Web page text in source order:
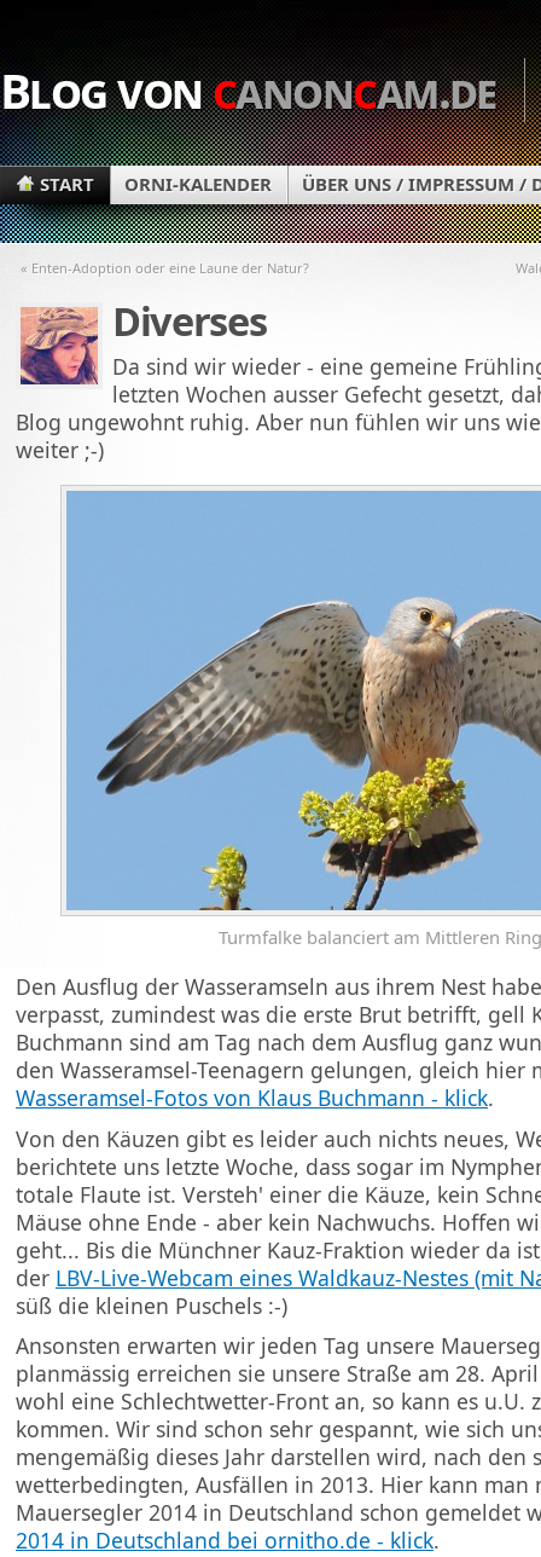
Blog voncanoncam.de
START ORNI-KALENDER ÜBER UNS / IMPRESSUM /
« Enten-Adoption oder eine Laune der Natur?
Diverses
Da sind wir wieder - eine gemeine
letzten Wochen ausser Gefecht gesetzt,
Blog ungewohnt ruhig. Aber nun fühlen wir uns
weiter ;-)
Turmfalke balanciert am Mittleren Ring
Den Ausflug der Wasseramseln aus ihrem Nest
verpasst, zumindest was die erste Brut betrifft, gell
Buchmann sind am Tag nach dem Ausflug ganz
den Wasseramsel-Teenagern gelungen, gleich hier
Wasseramsel-Fotos von Klaus Buchmann - klick.
Von den Käuzen gibt es leider auch nichts neues,
berichtete uns letzte Woche, dass sogar im
totale Flaute ist. Versteh' einer die Käuze, kein
Mäuse ohne Ende - aber kein Nachwuchs. Hoffen
geht... Bis die Münchner Kauz-Fraktion wieder da
der LBV-Live-Webcam eines Waldkauz-Nestes (mit
süß die kleinen Puschels :-)
Ansonsten erwarten wir jeden Tag unsere
planmässig erreichen sie unsere Straße am 28.
wohl eine Schlechtwetter-Front an, so kann es u.U.
kommen. Wir sind schon sehr gespannt, wie sich
mengemäßig dieses Jahr darstellen wird, nach den
wetterbedingten, Ausfällen in 2013. Hier kann
Mauersegler 2014 in Deutschland schon gemeldet
2014 in Deutschland bei ornitho.de - klick.